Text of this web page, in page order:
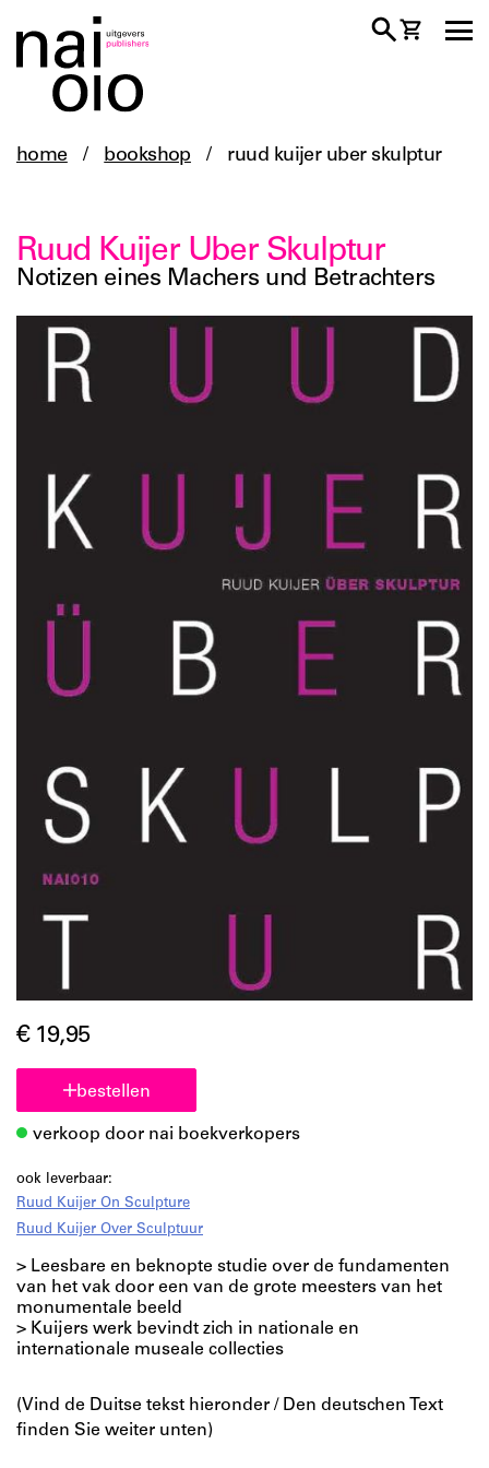
home / bookshop / ruud kuijer uber skulptur
Ruud Kuijer Uber Skulptur
Notizen eines Machers und Betrachters
€ 19,95
bestellen
verkoop door nai boekverkopers
ook leverbaar:
Ruud Kuijer On Sculpture
Ruud Kuijer Over Sculptuur
> Leesbare en beknopte studie over de fundamenten
van het vak door een van de grote meesters van het
monumentale beeld
> Kuijers werk bevindt zich in nationale en
internationale museale collecties
(Vind de Duitse tekst hieronder / Den deutschen Text
finden Sie weiter unten)